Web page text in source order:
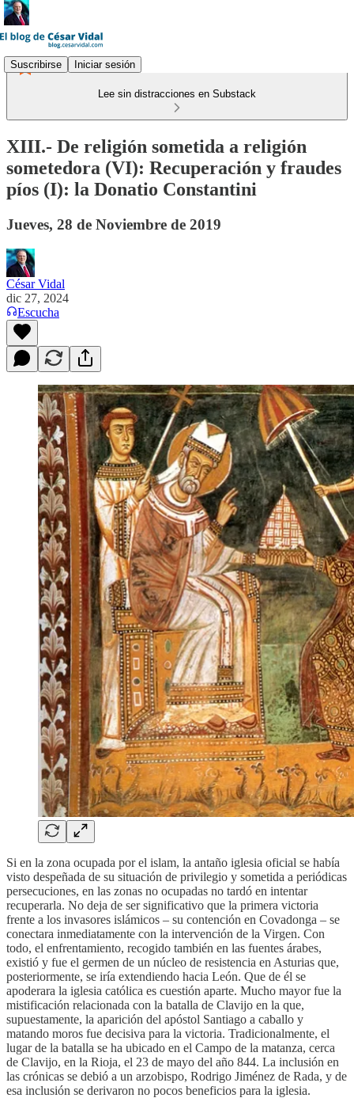
Suscribirse Iniciar sesión
Lee sin distracciones en Substack
XIII.- De religión sometida a religión
sometedora (VI): Recuperación y fraudes
píos (I): la Donatio Constantini
Jueves, 28 de Noviembre de 2019
César Vidal
dic 27, 2024
Escucha
Si en la zona ocupada por el islam, la antaño iglesia oficial se había
visto despeñada de su situación de privilegio y sometida a periódicas
persecuciones, en las zonas no ocupadas no tardó en intentar
recuperarla. No deja de ser significativo que la primera victoria
frente a los invasores islámicos – su contención en Covadonga – se
conectara inmediatamente con la intervención de la Virgen. Con
todo, el enfrentamiento, recogido también en las fuentes árabes,
existió y fue el germen de un núcleo de resistencia en Asturias que,
posteriormente, se iría extendiendo hacia León. Que de él se
apoderara la iglesia católica es cuestión aparte. Mucho mayor fue la
mistificación relacionada con la batalla de Clavijo en la que,
supuestamente, la aparición del apóstol Santiago a caballo y
matando moros fue decisiva para la victoria. Tradicionalmente, el
lugar de la batalla se ha ubicado en el Campo de la matanza, cerca
de Clavijo, en la Rioja, el 23 de mayo del año 844. La inclusión en
las crónicas se debió a un arzobispo, Rodrigo Jiménez de Rada, y de
esa inclusión se derivaron no pocos beneficios para la iglesia.